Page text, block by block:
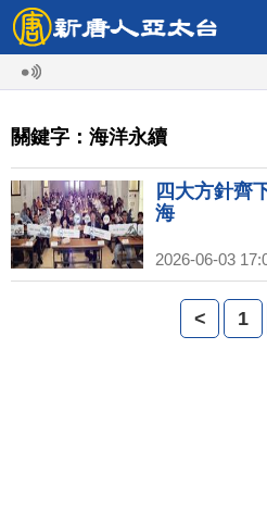
關鍵字：海洋永續
四大方針齊
海
2026-06-03
< 1